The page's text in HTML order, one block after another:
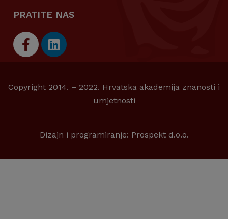
PRATITE NAS
Copyright 2014. – 2022. Hrvatska akademija znanosti i
umjetnosti
Dizajn i programiranje: Prospekt d.o.o.